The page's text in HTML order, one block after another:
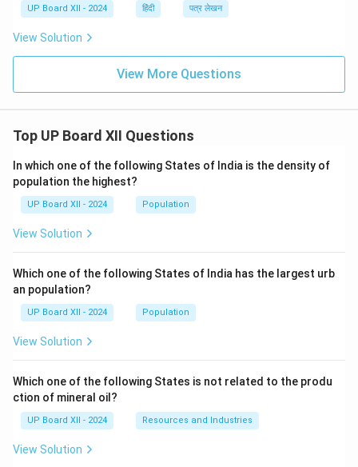
UP Board XII - 2024 हिंदी पत्र लेखन
View Solution
View More Questions
Top UP Board XII Questions
In which one of the following States of India is the density of
population the highest?
UP Board XII - 2024 Population
View Solution
Which one of the following States of India has the largest urb
an population?
UP Board XII - 2024 Population
View Solution
Which one of the following States is not related to the produ
ction of mineral oil?
UP Board XII - 2024 Resources and Industries
View Solution